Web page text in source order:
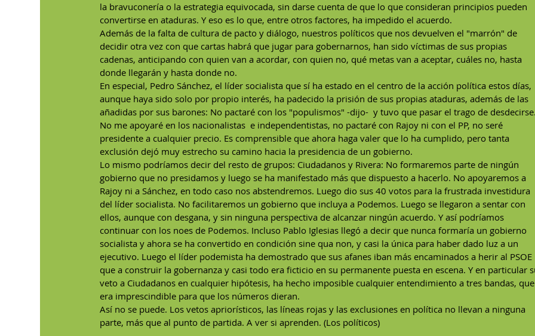
la bravuconería o la estrategia equivocada, sin darse cuenta de que lo que consideran principios pueden
convertirse en ataduras. Y eso es lo que, entre otros factores, ha impedido el acuerdo.
Además de la falta de cultura de pacto y diálogo, nuestros políticos que nos devuelven el "marrón" de
decidir otra vez con que cartas habrá que jugar para gobernarnos, han sido víctimas de sus propias
cadenas, anticipando con quien van a acordar, con quien no, qué metas van a aceptar, cuáles no, hasta
donde llegarán y hasta donde no.
En especial, Pedro Sánchez, el líder socialista que sí ha estado en el centro de la acción política estos días,
aunque haya sido solo por propio interés, ha padecido la prisión de sus propias ataduras, además de las
añadidas por sus barones: No pactaré con los "populismos" -dijo-  y tuvo que pasar el trago de
No me apoyaré en los nacionalistas  e independentistas, no pactaré con Rajoy ni con el PP, no seré
presidente a cualquier precio. Es comprensible que ahora haga valer que lo ha cumplido, pero tanta
exclusión dejó muy estrecho su camino hacia la presidencia de un gobierno.
Lo mismo podríamos decir del resto de grupos: Ciudadanos y Rivera: No formaremos parte de ningún
gobierno que no presidamos y luego se ha manifestado más que dispuesto a hacerlo. No apoyaremos a
Rajoy ni a Sánchez, en todo caso nos abstendremos. Luego dio sus 40 votos para la frustrada investidura
del líder socialista. No facilitaremos un gobierno que incluya a Podemos. Luego se llegaron a sentar con
ellos, aunque con desgana, y sin ninguna perspectiva de alcanzar ningún acuerdo. Y así podríamos
continuar con los noes de Podemos. Incluso Pablo Iglesias llegó a decir que nunca formaría un gobierno
socialista y ahora se ha convertido en condición sine qua non, y casi la única para haber dado luz a un
ejecutivo. Luego el líder podemista ha demostrado que sus afanes iban más encaminados a herir al PSOE
que a construir la gobernanza y casi todo era ficticio en su permanente puesta en escena. Y en particular
veto a Ciudadanos en cualquier hipótesis, ha hecho imposible cualquier entendimiento a tres bandas,
era imprescindible para que los números dieran.
Así no se puede. Los vetos apriorísticos, las líneas rojas y las exclusiones en política no llevan a ninguna
parte, más que al punto de partida. A ver si aprenden. (Los políticos)